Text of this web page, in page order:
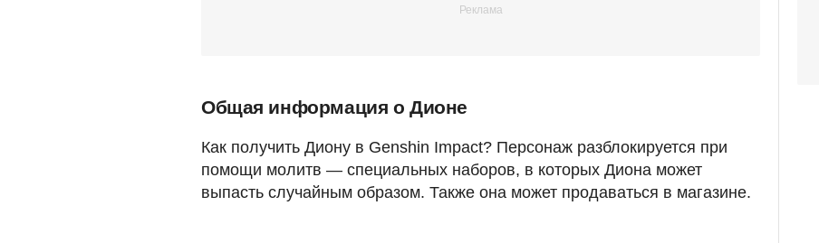
Общая информация о Дионе
Как получить Диону в Genshin Impact? Персонаж разблокируется при
помощи молитв — специальных наборов, в которых Диона может
выпасть случайным образом. Также она может продаваться в магазине.